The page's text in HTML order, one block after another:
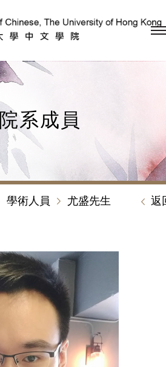
跳到內容（按回車鍵）
院系成員
學術人員 尤盛先生 返